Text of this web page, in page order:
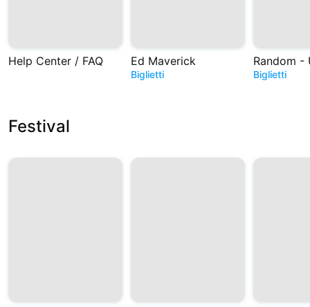
Help Center / FAQ Ed Maverick
Biglietti Biglietti
Festival